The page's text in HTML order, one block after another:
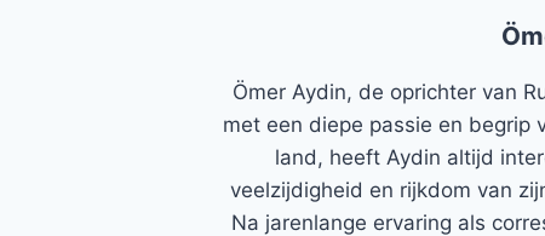
Ömer Aydin, de oprichter van
met een diepe passie en begrip
land, heeft Aydin altijd
veelzijdigheid en rijkdom van
Na jarenlange ervaring als